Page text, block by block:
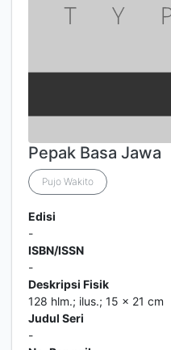
Pepak Basa Jawa
Pujo Wakito
Edisi
-
ISBN/ISSN
-
Deskripsi Fisik
128 hlm.; ilus.; 15 x 21 cm
Judul Seri
-